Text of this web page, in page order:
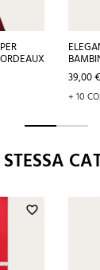
Prezzo
39,00 €
+ 10
favorite_border